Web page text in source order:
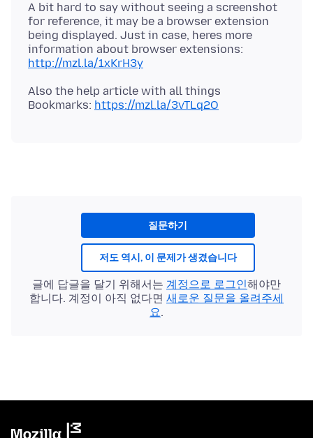
A bit hard to say without seeing a screenshot
for reference, it may be a browser extension
being displayed. Just in case, heres more
information about browser extensions:
http://mzl.la/1xKrH3y
Also the help article with all things
Bookmarks: https://mzl.la/3vTLq2O
질문하기
저도 역시, 이 문제가 생겼습니다
글에 답글을 달기 위해서는 계정으로 로그인해야만
합니다. 계정이 아직 없다면 새로운 질문을 올려주세
요.